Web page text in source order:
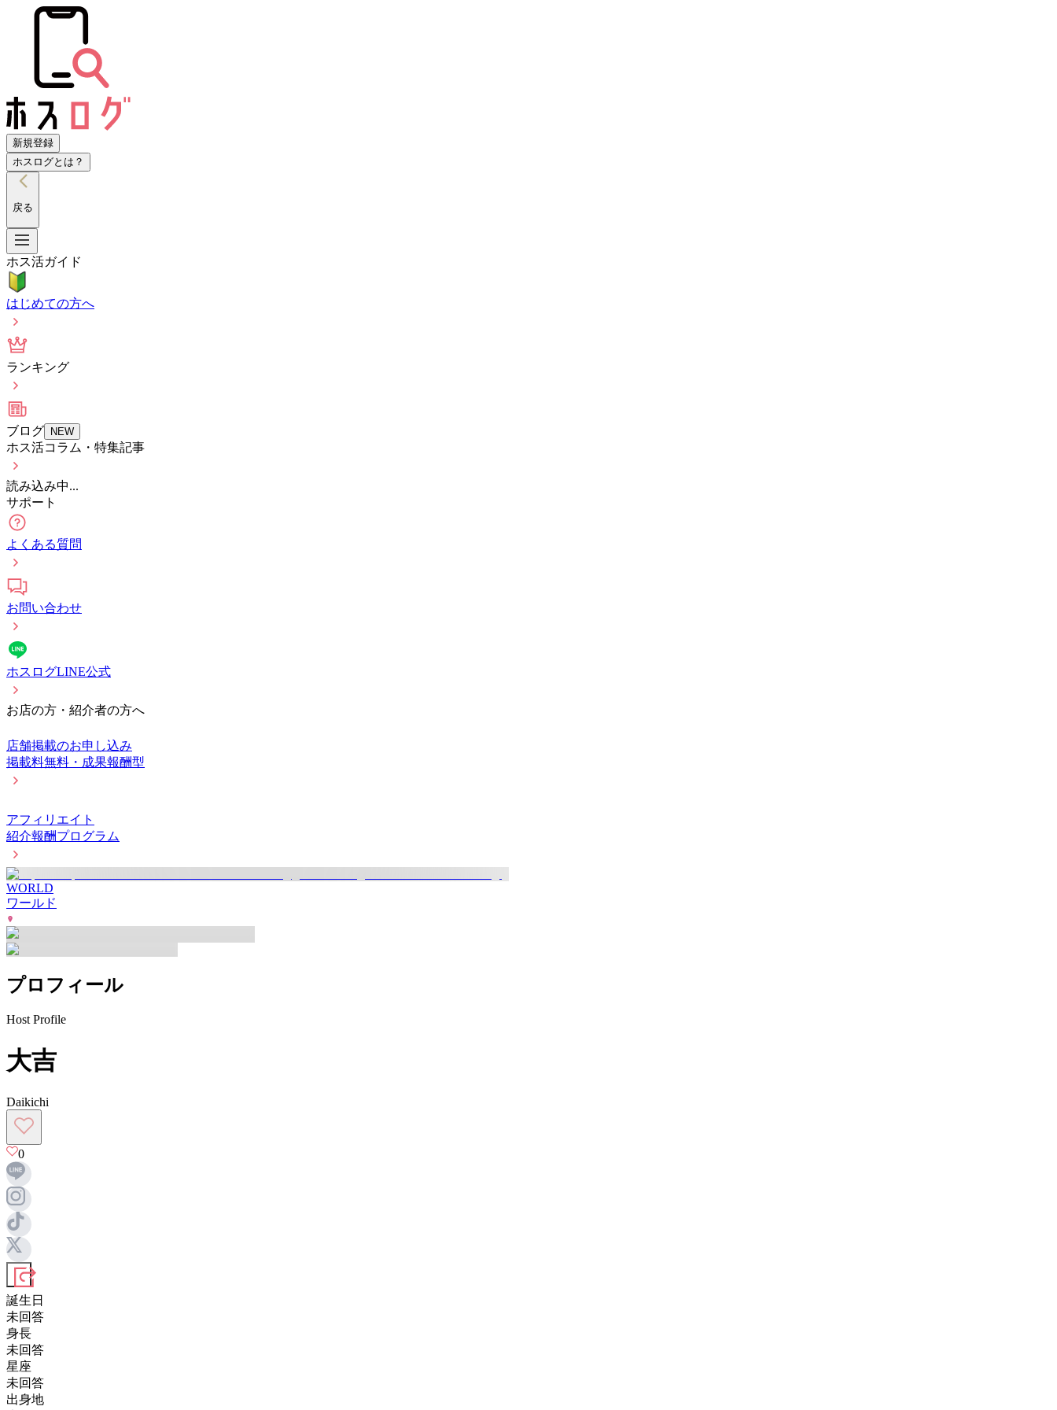
新規登録
ホスログとは？
戻る
ホス活ガイド
はじめての方へ
ランキング
ブログ NEW
ホス活コラム・特集記事
読み込み中...
サポート
よくある質問
お問い合わせ
ホスログLINE公式
お店の方・紹介者の方へ
店舗掲載のお申し込み
掲載料無料・成果報酬型
アフィリエイト
紹介報酬プログラム
WORLD
ワールド
プロフィール
Host Profile
大吉
Daikichi
0
誕生日
未回答
身長
未回答
星座
未回答
出身地